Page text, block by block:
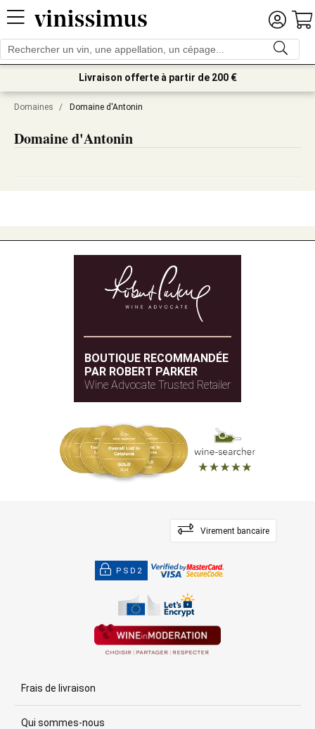
Livraison offerte à partir de 200 €
Domaines / Domaine d'Antonin
Domaine d'Antonin
BOUTIQUE RECOMMANDÉE
PAR ROBERT PARKER
Wine Advocate Trusted Retailer
Virement bancaire
PSD2
Frais de livraison
Qui sommes-nous